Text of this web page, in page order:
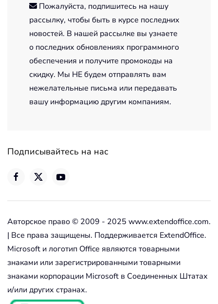
Пожалуйста, подпишитесь на нашу
рассылку, чтобы быть в курсе последних
новостей. В нашей рассылке вы узнаете
о последних обновлениях программного
обеспечения и получите промокоды на
скидку. Мы НЕ будем отправлять вам
нежелательные письма или передавать
вашу информацию другим компаниям.
Подписывайтесь на нас
Авторское право © 2009 - 2025 www.extendoffice.com.
| Все права защищены. Поддерживается ExtendOffice.
Microsoft и логотип Office являются товарными
знаками или зарегистрированными товарными
знаками корпорации Microsoft в Соединенных Штатах
и/или других странах.